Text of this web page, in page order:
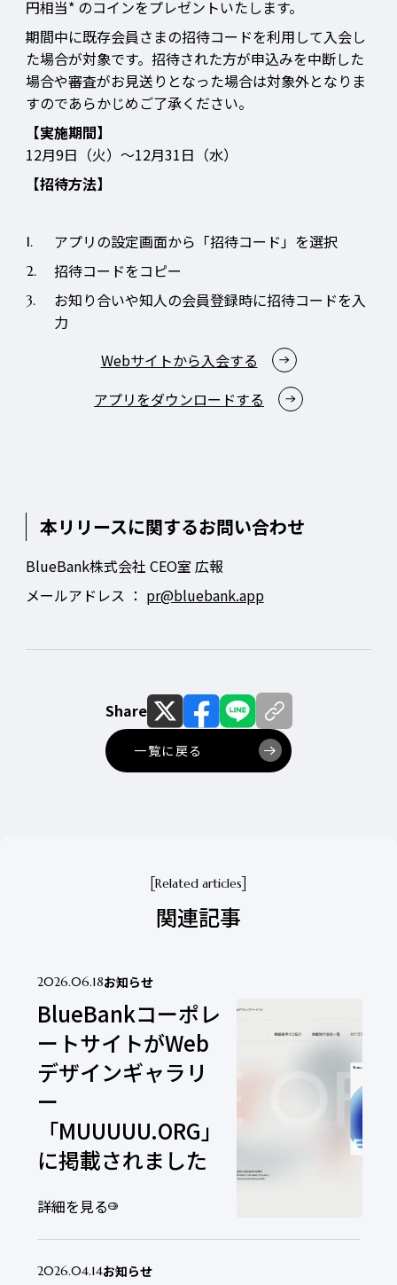
円相当* のコインをプレゼントいたします。
期間中に既存会員さまの招待コードを利用して入会し
た場合が対象です。招待された方が申込みを中断した
場合や審査がお見送りとなった場合は対象外となりま
すのであらかじめご了承ください。
【実施期間】
12月9日（火）～12月31日（水）
【招待方法】
アプリの設定画面から「招待コード」を選択
招待コードをコピー
お知り合いや知人の会員登録時に招待コードを入
力
Webサイトから入会する
アプリをダウンロードする
本リリースに関するお問い合わせ
BlueBank株式会社 CEO室 広報
メールアドレス ： pr@bluebank.app
Share
一覧に戻る
Related articles
関連記事
2026.06.18お知らせ
BlueBankコーポレ
ートサイトがWeb
デザインギャラリ
ー
「MUUUUU.ORG」
に掲載されました
詳細を見る
2026.04.14お知らせ